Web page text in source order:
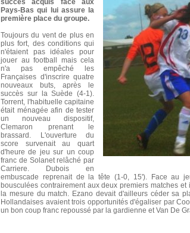
succès acquis face aux
Pays-Bas qui lui assure la
première place du groupe.
Toujours du vent de plus en
plus fort, des conditions qui
n'étaient pas idéales pour
jouer au football mais cela
n'a pas empêché les
Françaises d'inscrire quatre
nouveaux buts, après le
succès sur la Suède (4-1).
Torrent, l'habituelle capitaine
était ménagée afin de tester
un nouveau dispositif,
Clemaron prenant le
brassard. L'ouverture du
score survenait au quart
d'heure de jeu sur un coup
franc de Solanet relâché par
Carriere. Dubois en
embuscade reprenait de la tête (1-0, 15'). Face au
bousculées contrairement aux deux premiers matches
la mesure du match. Ezano devait d'ailleurs céder sa
Hollandaises avaient trois opportunités d'égaliser par
un bon coup franc repoussé par la gardienne et Van De